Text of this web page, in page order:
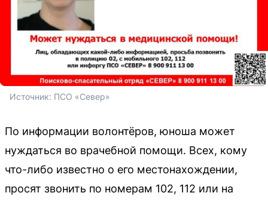
Источник: ПСО «Север»
По информации волонтёров, юноша может
нуждаться во врачебной помощи. Всех, кому
что-либо известно о его местонахождении,
просят звонить по номерам 102, 112 или на